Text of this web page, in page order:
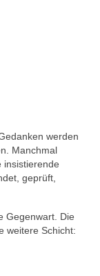
werden
Manchmal
insistierende
geprüft,
Gegenwart. Die
weitere Schicht: